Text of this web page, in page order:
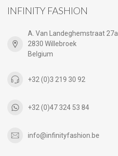
INFINITY FASHION
A. Van Landeghemstraat 27a
2830 Willebroek
Belgium
+32 (0)3 219 30 92
+32 (0)47 324 53 84
info@infinityfashion.be